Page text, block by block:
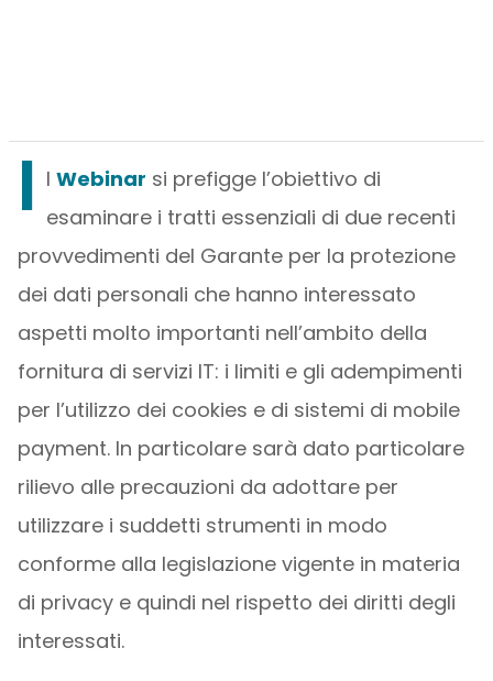
I l Webinar si prefigge l’obiettivo di
esaminare i tratti essenziali di due recenti
provvedimenti del Garante per la protezione
dei dati personali che hanno interessato
aspetti molto importanti nell’ambito della
fornitura di servizi IT: i limiti e gli adempimenti
per l’utilizzo dei cookies e di sistemi di mobile
payment. In particolare sarà dato particolare
rilievo alle precauzioni da adottare per
utilizzare i suddetti strumenti in modo
conforme alla legislazione vigente in materia
di privacy e quindi nel rispetto dei diritti degli
interessati.